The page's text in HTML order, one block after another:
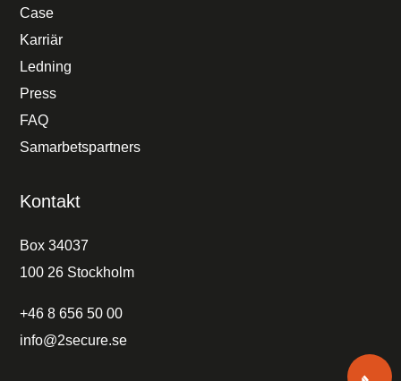
Case
Karriär
Ledning
Press
FAQ
Samarbetspartners
Kontakt
Box 34037
100 26 Stockholm
+46 8 656 50 00
info@2secure.se